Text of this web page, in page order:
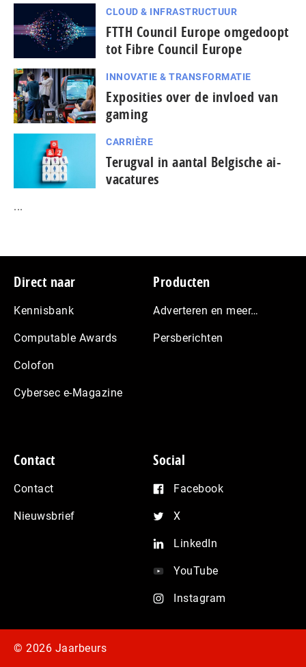
CLOUD & INFRASTRUCTUUR
FTTH Council Europe omgedoopt
tot Fibre Council Europe
INNOVATIE & TRANSFORMATIE
Exposities over de invloed van
gaming
CARRIÈRE
Terugval in aantal Belgische ai-
vacatures
...
Footer
Direct naar
Kennisbank
Computable Awards
Colofon
Cybersec e-Magazine
Producten
Adverteren en meer…
Persberichten
Contact
Contact
Nieuwsbrief
Social
Facebook
X
LinkedIn
YouTube
Instagram
© 2026 Jaarbeurs